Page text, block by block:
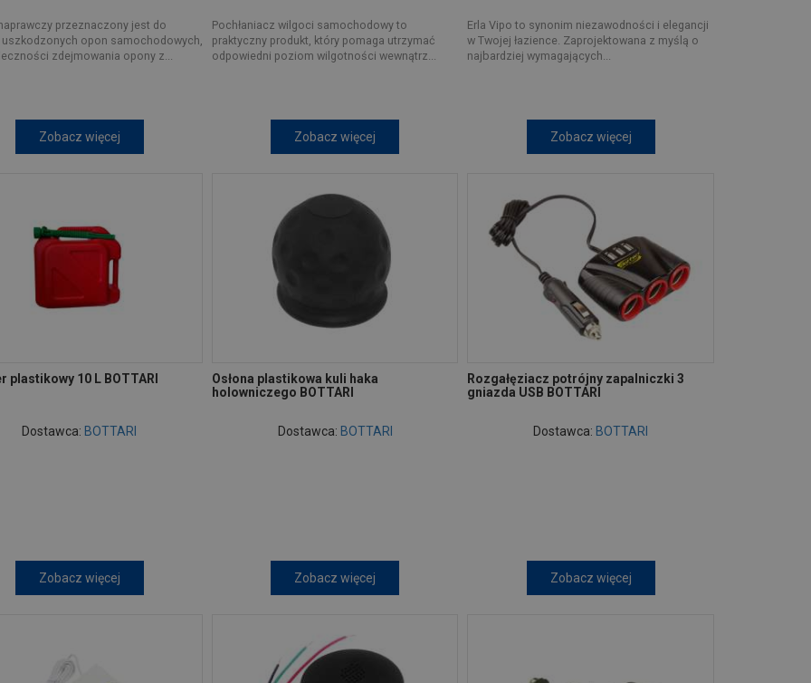
przeznaczony jest do
uszkodzonych opon samochodowych,
zdejmowania opony z...
Zobacz więcej
Pochłaniacz wilgoci samochodowy to
praktyczny produkt, który pomaga utrzymać
odpowiedni poziom wilgotności wewnątrz...
Zobacz więcej
Erla Vipo to synonim niezawodności i elegancji
w Twojej łazience. Zaprojektowana z myślą o
najbardziej wymagających...
Zobacz więcej
plastikowy 10 L BOTTARI
Dostawca: BOTTARI
Zobacz więcej
Osłona plastikowa kuli haka
holowniczego BOTTARI
Dostawca: BOTTARI
Zobacz więcej
Rozgałęziacz potrójny zapalniczki 3
gniazda USB BOTTARI
Dostawca: BOTTARI
Zobacz więcej